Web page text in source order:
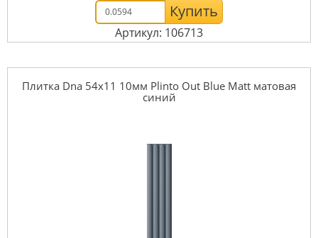
Купить
Артикул: 106713
Плитка Dna 54x11 10мм Plinto Out Blue Matt матовая
синий